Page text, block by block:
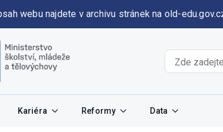
webu najdete v archivu stránek na old-
Kariéra Reformy Data